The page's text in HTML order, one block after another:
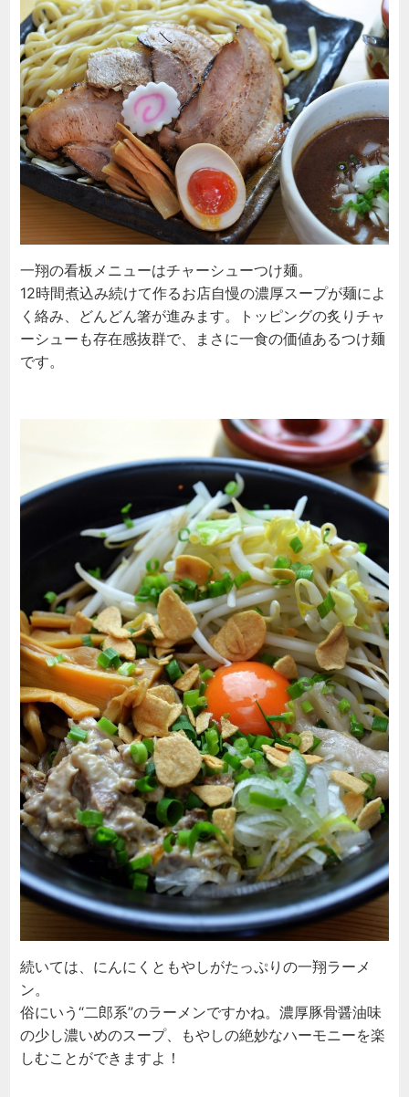
一翔の看板メニューはチャーシューつけ麺。
12時間煮込み続けて作るお店自慢の濃厚スープが麺によ
く絡み、どんどん箸が進みます。トッピングの炙りチャ
ーシューも存在感抜群で、まさに一食の価値あるつけ麺
です。
続いては、にんにくともやしがたっぷりの一翔ラーメ
ン。
俗にいう“二郎系”のラーメンですかね。濃厚豚骨醤油味
の少し濃いめのスープ、もやしの絶妙なハーモニーを楽
しむことができますよ！